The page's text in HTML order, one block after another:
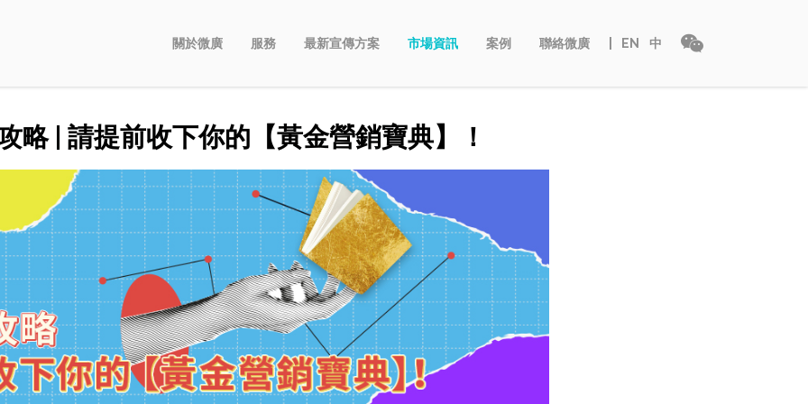
關於微廣 服務 最新宣傳方案 市場資訊 案例 聯絡微廣 EN 中
略 | 請提前收下你的【黃金營銷寶典】！